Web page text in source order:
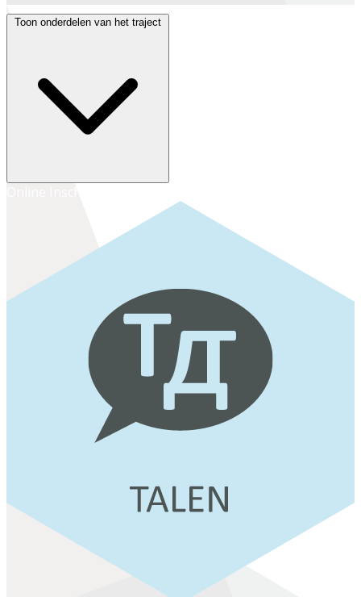
Toon onderdelen van het traject